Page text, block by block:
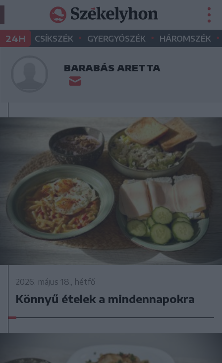
24H CSÍKSZÉK • GYERGYÓSZÉK • HÁROMSZÉK •
BARABÁS ARETTA
2026. május 18., hétfő
Könnyű ételek a mindennapokra